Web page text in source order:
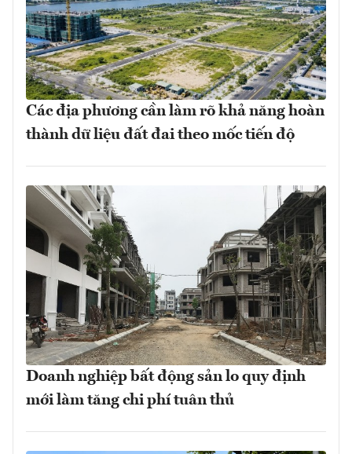
Các địa phương cần làm rõ khả năng hoàn
thành dữ liệu đất đai theo mốc tiến độ
Doanh nghiệp bất động sản lo quy định
mới làm tăng chi phí tuân thủ